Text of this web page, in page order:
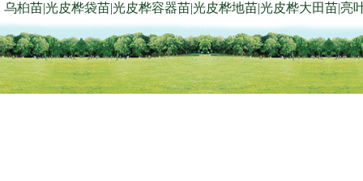
乌桕苗|光皮桦袋苗|光皮桦容器苗|光皮桦地苗|光皮桦大田苗|亮